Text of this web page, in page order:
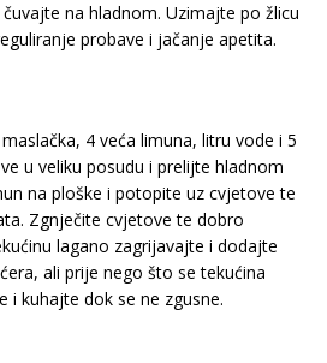
na hladnom. Uzimajte po žlicu
probave i jačanje apetita.
4 veća limuna, litru vode i 5
u veliku posudu i prelijte hladnom
na ploške i potopite uz cvjetove te
Zgnječite cvjetove te dobro
lagano zagrijavajte i dodajte
ali prije nego što se tekućina
i kuhajte dok se ne zgusne.